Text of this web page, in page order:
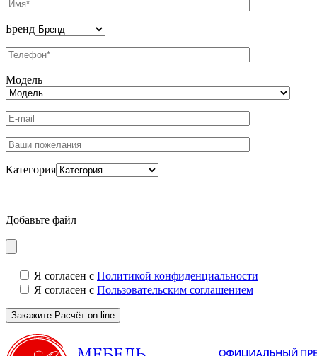
Бренд
Модель
Категория
Добавьте файл
Я согласен с Политикой конфиденциальности
Я согласен с Пользовательским соглашением